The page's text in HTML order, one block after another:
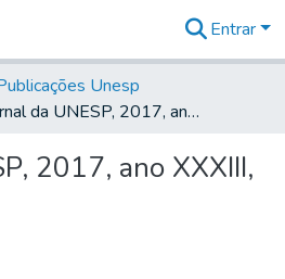
&
Coleções
Tudo na
Digital
Entrar
Unesp
Jornal da UNESP, 2017, ano XXXIII, n. 335
2017, ano XXXIII,